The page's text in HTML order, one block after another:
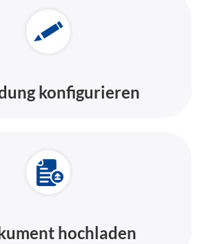
konfigurieren
hochladen